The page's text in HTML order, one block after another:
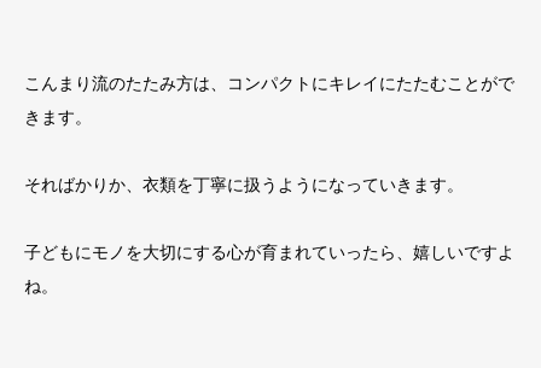
こんまり流のたたみ方は、コンパクトにキレイにたたむことがで
きます。
そればかりか、衣類を丁寧に扱うようになっていきます。
子どもにモノを大切にする心が育まれていったら、嬉しいですよ
ね。